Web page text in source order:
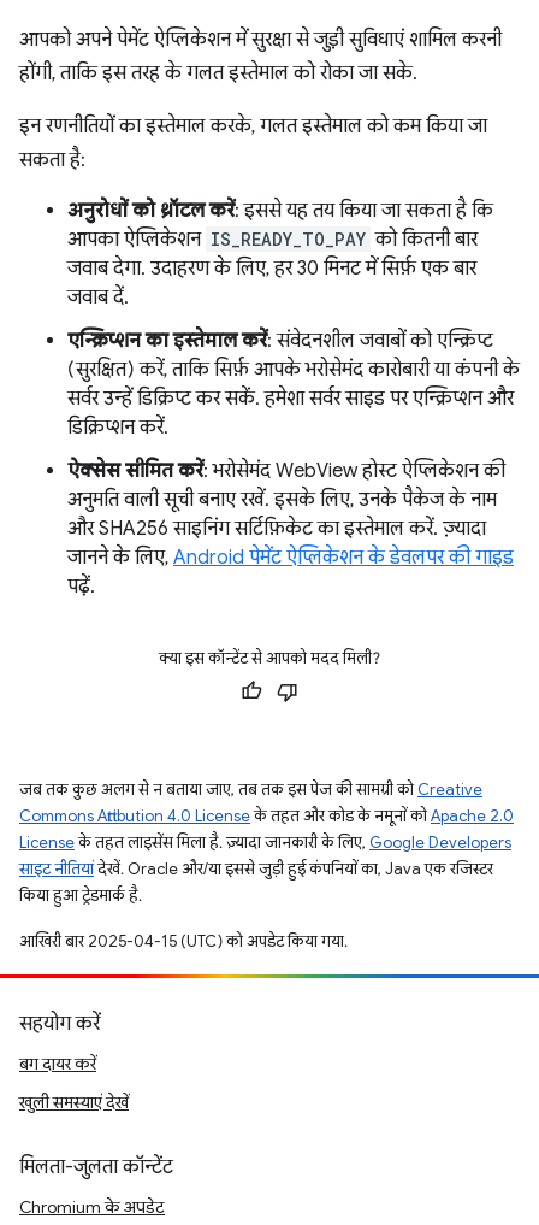
आपको अपने पेमेंट ऐप्लिकेशन में सुरक्षा से जुड़ी सुविधाएं शामिल करनी
होंगी, ताकि इस तरह के गलत इस्तेमाल को रोका जा सके.
इन रणनीतियों का इस्तेमाल करके, गलत इस्तेमाल को कम किया जा
सकता है:
अनुरोधों को थ्रॉटल करें: इससे यह तय किया जा सकता है कि
आपका ऐप्लिकेशन IS_READY_TO_PAY को कितनी बार
जवाब देगा. उदाहरण के लिए, हर 30 मिनट में सिर्फ़ एक बार
जवाब दें.
एन्क्रिप्शन का इस्तेमाल करें: संवेदनशील जवाबों को एन्क्रिप्ट
(सुरक्षित) करें, ताकि सिर्फ़ आपके भरोसेमंद कारोबारी या कंपनी के
सर्वर उन्हें डिक्रिप्ट कर सकें. हमेशा सर्वर साइड पर एन्क्रिप्शन और
डिक्रिप्शन करें.
ऐक्सेस सीमित करें: भरोसेमंद WebView होस्ट ऐप्लिकेशन की
अनुमति वाली सूची बनाए रखें. इसके लिए, उनके पैकेज के नाम
और SHA256 साइनिंग सर्टिफ़िकेट का इस्तेमाल करें. ज़्यादा
जानने के लिए, Android पेमेंट ऐप्लिकेशन के डेवलपर की गाइड
पढ़ें.
क्या इस कॉन्टेंट से आपको मदद मिली?
जब तक कुछ अलग से न बताया जाए, तब तक इस पेज की सामग्री कोCreative
Commons Attribution 4.0 Licenseके तहत और कोड के नमूनों कोApache 2.0
Licenseके तहत लाइसेंस मिला है. ज़्यादा जानकारी के लिए, Google Developers
साइट नीतियांदेखें. Oracle और/या इससे जुड़ी हुई कंपनियों का, Java एक रजिस्टर
किया हुआ ट्रेडमार्क है.
आखिरी बार 2025-04-15 (UTC) को अपडेट किया गया.
सहयोग करें
बग दायर करें
खुली समस्याएं देखें
मिलता-जुलता कॉन्टेंट
Chromium के अपडेट